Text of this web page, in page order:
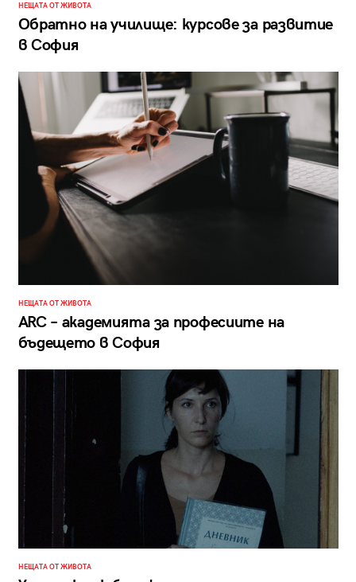
НЕЩАТА ОТ ЖИВОТА
Обратно на училище: курсове за развитие
в София
НЕЩАТА ОТ ЖИВОТА
ARC – академията за професиите на
бъдещето в София
НЕЩАТА ОТ ЖИВОТА